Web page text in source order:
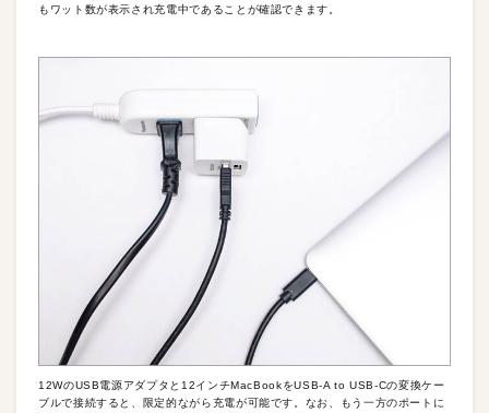
もワット数が表示され充電中であることが確認できます。
12WのUSB電源アダプタと12インチMacBookをUSB-A to USB-Cの変換ケー
ブルで接続すると、限定的ながら充電が可能です。なお、もう一方のポートに